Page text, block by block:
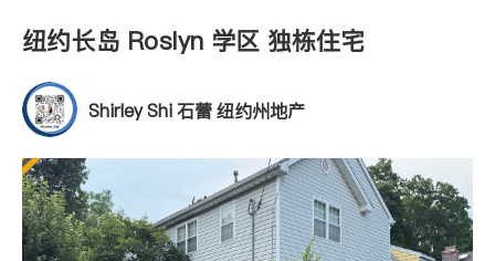
建筑装修
养老 非盈利组织
纽约长岛 Roslyn 学区 独栋住宅
Shirley Shi 石蕾 纽约州地产